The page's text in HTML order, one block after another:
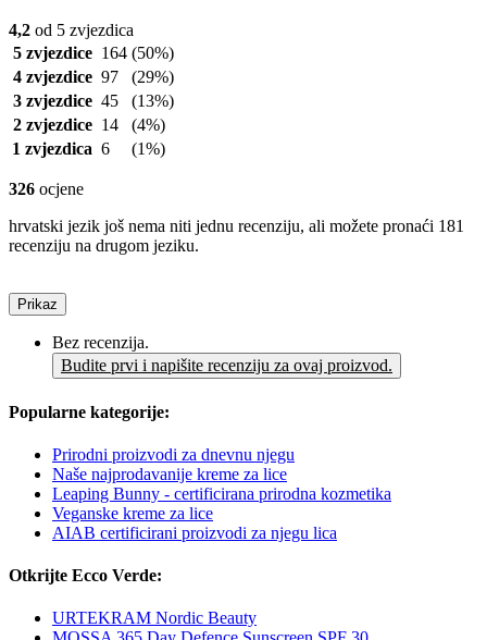
4,2 od 5 zvjezdica
5 zvjezdice 164 (50%)
4 zvjezdice 97
(29%)
3 zvjezdice 45
(13%)
2 zvjezdice 14
(4%)
1 zvjezdica 6 (1%)
326 ocjene
hrvatski jezik još nema niti jednu recenziju, ali možete pronaći 181
recenziju na drugom jeziku.
Prikaz
Bez recenzija.
Budite prvi i napišite recenziju za ovaj proizvod.
Popularne kategorije:
Prirodni proizvodi za dnevnu njegu
Naše najprodavanije kreme za lice
Leaping Bunny - certificirana prirodna kozmetika
Veganske kreme za lice
AIAB certificirani proizvodi za njegu lica
Otkrijte Ecco Verde:
URTEKRAM Nordic Beauty